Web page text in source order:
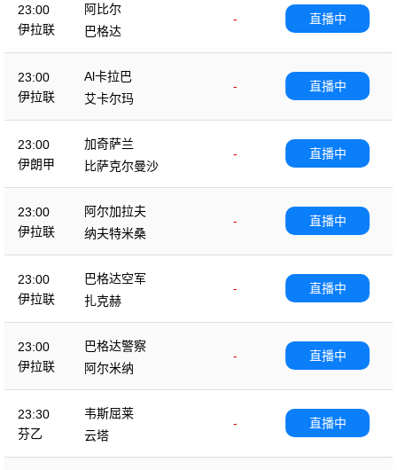
23:00
伊拉联
阿比尔
-
巴格达
直播中
23:00
伊拉联
Al卡拉巴
-
艾卡尔玛
直播中
23:00
伊朗甲
加奇萨兰
-
比萨克尔曼沙
直播中
23:00
伊拉联
阿尔加拉夫
-
纳夫特米桑
直播中
23:00
伊拉联
巴格达空军
-
扎克赫
直播中
23:00
伊拉联
巴格达警察
-
阿尔米纳
直播中
23:30
芬乙
韦斯屈莱
-
云塔
直播中